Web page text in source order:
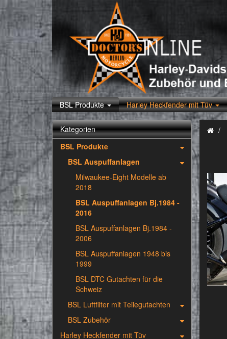
BSL Produkte Harley Heckfender mit Tüv
Kategorien
BSL Produkte
BSL Auspuffanlagen
Milwaukee-Eight Modelle ab
2018
BSL Auspuffanlagen Bj.1984 -
2016
BSL Auspuffanlagen Bj.1984 -
2006
BSL Auspuffanlagen 1948 bis
1999
BSL DTC Gutachten für die
Schweiz
BSL Luftfilter mit Teilegutachten
BSL Zubehör
Harley Heckfender mit Tüv